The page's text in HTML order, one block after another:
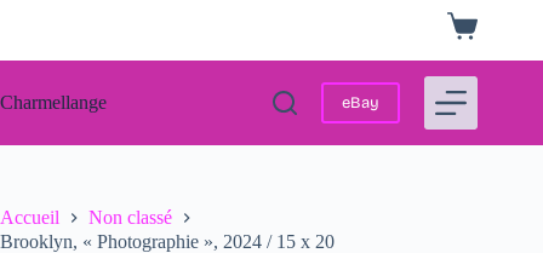
Panier
d’achat
Charmellange eBay
Accueil
Non classé
Brooklyn, « Photographie », 2024 / 15 x 20